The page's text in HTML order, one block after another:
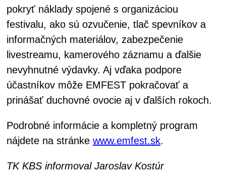
pokryť náklady spojené s organizáciou
festivalu, ako sú ozvučenie, tlač spevníkov a
informačných materiálov, zabezpečenie
livestreamu, kamerového záznamu a ďalšie
nevyhnutné výdavky. Aj vďaka podpore
účastníkov môže EMFEST pokračovať a
prinášať duchovné ovocie aj v ďalších rokoch.
Podrobné informácie a kompletný program
nájdete na stránke www.emfest.sk.
TK KBS informoval Jaroslav Kostúr